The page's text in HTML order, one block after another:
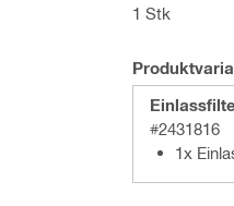
1 Stk
#2431816
1x